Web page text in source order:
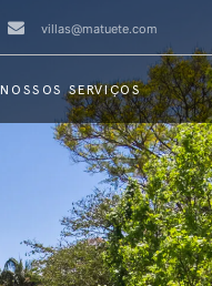
villas@matuete.com
NOSSOS SERVIÇOS